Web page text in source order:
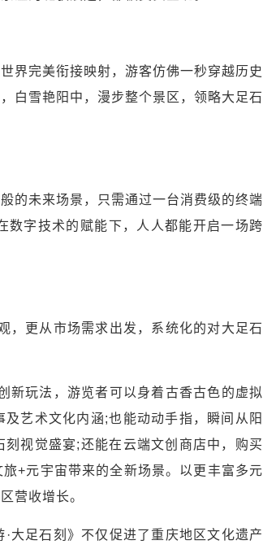
界完美衔接映射，游客仿佛一秒穿越历史
白雪艳阳中，漫步整个景区，领略大足石
的未来场景，只需通过一台消费级的终端
数字技术的赋能下，人人都能开启一场跨
，更从市场需求出发，系统化的对大足石
新玩法，游览者可以身着古香古色的虚拟
艺术文化内涵;也能动动手指，瞬间从阳
视觉盛宴;还能在云端文创商店中，购买
+元宇宙带来的全新场景。以更丰富多元
营收增长。
大足石刻》不仅促进了重庆地区文化遗产